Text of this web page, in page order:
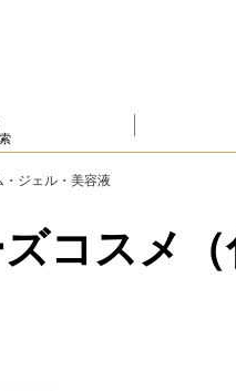
ジェル・美容液
コスメ